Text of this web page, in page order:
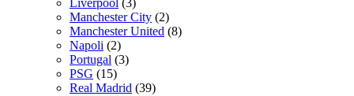
Liverpool (3)
Manchester City (2)
Manchester United (8)
Napoli (2)
Portugal (3)
PSG (15)
Real Madrid (39)